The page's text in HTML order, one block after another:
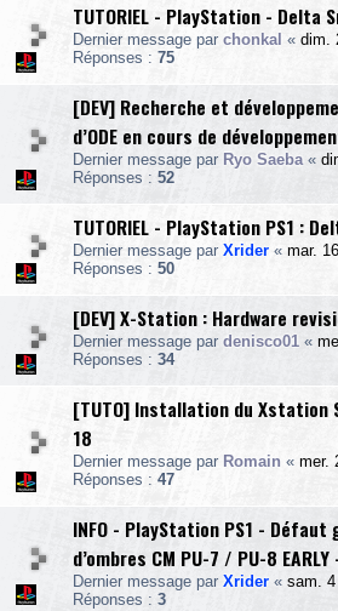
TUTORIEL - PlayStation - Delta
Dernier message par chonkal « dim.
Réponses : 75
[DEV] Recherche et
d’ODE en cours de
Dernier message par Ryo Saeba«
Réponses : 52
TUTORIEL - PlayStation PS1 :
Dernier message par Xrider « mar.
Réponses : 50
[DEV] X-Station : Hardware
Dernier message par denisco01 «
Réponses : 34
[TUTO] Installation du Xstation
18
Dernier message par Romain « mer.
Réponses : 47
INFO - PlayStation PS1 -
d’ombres CM PU-7 / PU-8 EARLY
Dernier message par Xrider « sam. 4
Réponses : 3